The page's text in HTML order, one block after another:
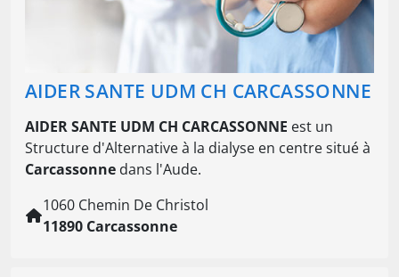
AIDER SANTE UDM CH CARCASSONNE
AIDER SANTE UDM CH CARCASSONNE est un
Structure d'Alternative à la dialyse en centre situé à
Carcassonne dans l'Aude.
1060 Chemin De Christol
11890 Carcassonne